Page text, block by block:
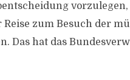
zum Besuch der
Das hat das